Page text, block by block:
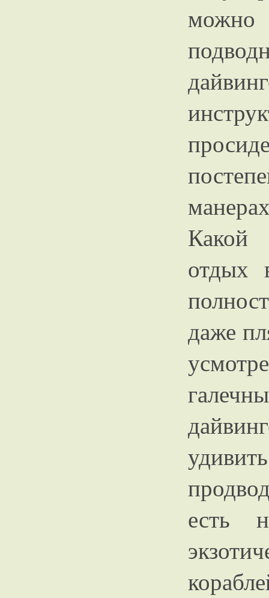
можно
Какой
отдых
даже
есть